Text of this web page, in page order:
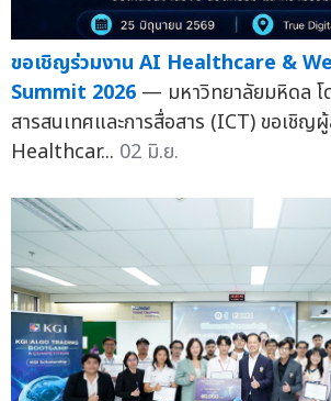
ขอเชิญร่วมงาน AI Healthcare &
Summit 2026 — มหาวิทยาลัยมหิดล โ
สารสนเทศและการสื่อสาร (ICT) ขอเชิญ
Healthcar... 02 มิ.ย.